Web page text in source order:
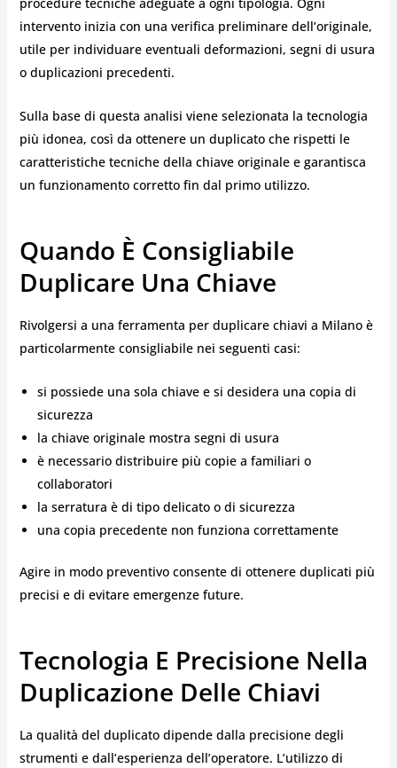
procedure tecniche adeguate a ogni tipologia. Ogni
intervento inizia con una verifica preliminare dell’originale,
utile per individuare eventuali deformazioni, segni di usura
o duplicazioni precedenti.
Sulla base di questa analisi viene selezionata la tecnologia
più idonea, così da ottenere un duplicato che rispetti le
caratteristiche tecniche della chiave originale e garantisca
un funzionamento corretto fin dal primo utilizzo.
Quando È Consigliabile
Duplicare Una Chiave
Rivolgersi a una ferramenta per duplicare chiavi a Milano è
particolarmente consigliabile nei seguenti casi:
si possiede una sola chiave e si desidera una copia di
sicurezza
la chiave originale mostra segni di usura
è necessario distribuire più copie a familiari o
collaboratori
la serratura è di tipo delicato o di sicurezza
una copia precedente non funziona correttamente
Agire in modo preventivo consente di ottenere duplicati più
precisi e di evitare emergenze future.
Tecnologia E Precisione Nella
Duplicazione Delle Chiavi
La qualità del duplicato dipende dalla precisione degli
strumenti e dall’esperienza dell’operatore. L’utilizzo di